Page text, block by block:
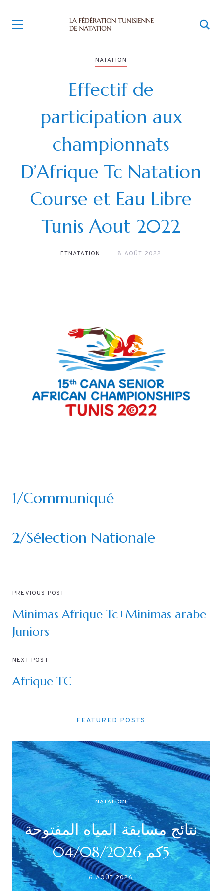
NATATION
Effectif de
participation aux
championnats
D’Afrique Tc Natation
Course et Eau Libre
Tunis Aout 2022
FTNATATION 8 AOÛT 2022
1/Communiqué
2/Sélection Nationale
PREVIOUS POST
Minimas Afrique Tc+Minimas arabe
Juniors
NEXT POST
Afrique TC
FEATURED POSTS
NATATION
نتائج مسابقة المياه المفتوحة
5كم 04/08/2026
6 AOÛT 2026